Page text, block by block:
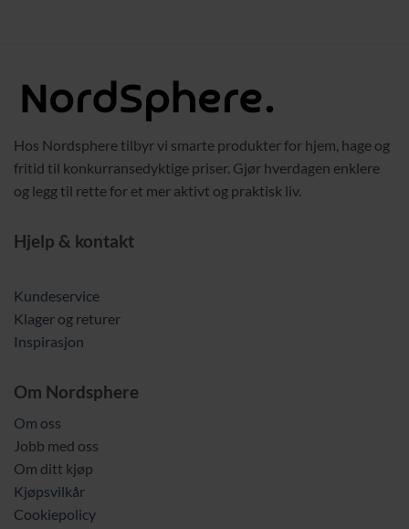
Hos Nordsphere tilbyr vi smarte produkter for hjem, hage og
fritid til konkurransedyktige priser. Gjør hverdagen enklere
og legg til rette for et mer aktivt og praktisk liv.
Hjelp & kontakt
Kundeservice
Klager og returer
Inspirasjon
Om Nordsphere
Om oss
Jobb med oss
Om ditt kjøp
Kjøpsvilkår
Cookiepolicy